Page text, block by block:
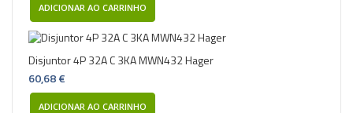
ADICIONAR AO CARRINHO
Disjuntor 4P 32A C 3KA MWN432 Hager
60,68 €
ADICIONAR AO CARRINHO